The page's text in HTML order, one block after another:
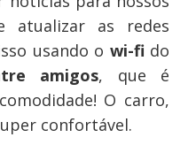
as redes
usando o wi-fido
amigos, que é
O carro,
confortável.